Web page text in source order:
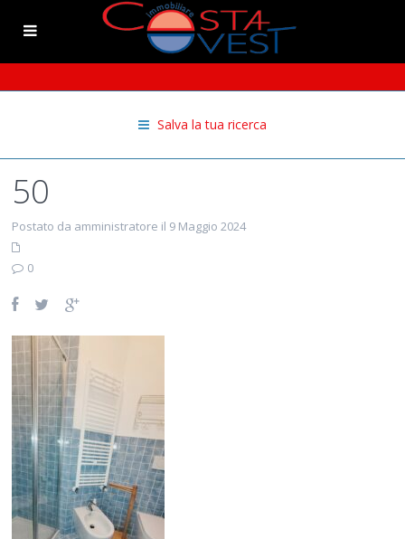
Salva la tua ricerca
50
Postato da amministratore il 9 Maggio 2024
0